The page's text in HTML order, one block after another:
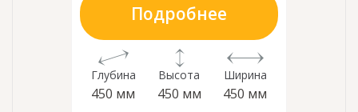
Подробнее
Глубина
450 мм
Высота
450 мм
Ширина
450 мм